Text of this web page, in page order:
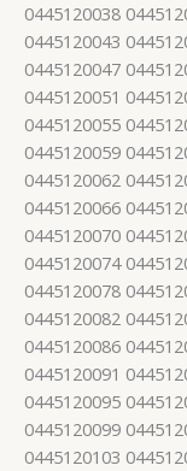
0445120038
0445120043
0445120047
0445120051
0445120055
0445120059
0445120062
0445120066
0445120070
0445120074
0445120078
0445120082
0445120086
0445120091
0445120095
0445120099
0445120103